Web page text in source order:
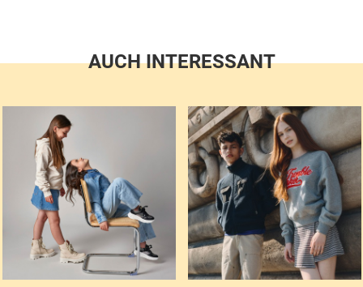
AUCH INTERESSANT